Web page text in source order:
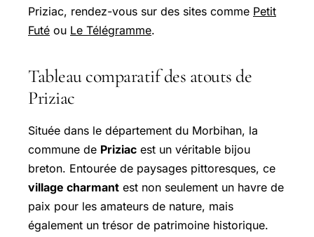
Priziac, rendez-vous sur des sites comme Petit
Futé ou Le Télégramme.
Tableau comparatif des atouts de
Priziac
Située dans le département du Morbihan, la
commune de Priziac est un véritable bijou
breton. Entourée de paysages pittoresques, ce
village charmant est non seulement un havre de
paix pour les amateurs de nature, mais
également un trésor de patrimoine historique.